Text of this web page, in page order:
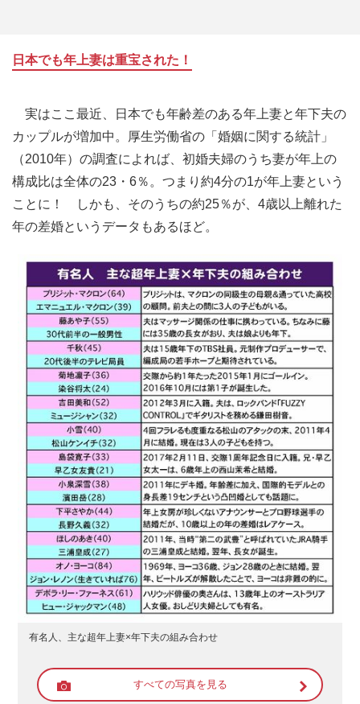
日本でも年上妻は重宝された！
実はここ最近、日本でも年齢差のある年上妻と年下夫の
カップルが増加中。厚生労働省の「婚姻に関する統計」
（2010年）の調査によれば、初婚夫婦のうち妻が年上の
構成比は全体の23・6％。つまり約4分の1が年上妻という
ことに！ しかも、そのうちの約25％が、4歳以上離れた
年の差婚というデータもあるほど。
有名人、主な超年上妻×年下夫の組み合わせ
すべての写真を見る